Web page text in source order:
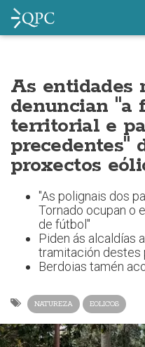
As entidades
denuncian "a
territorial e
precedentes"
proxectos
"As polignais dos
Tornado ocupan o
de fútbol"
Piden ás alcaldías
tramitación destes
Berdoias tamén
NATUREZA EOLICOS